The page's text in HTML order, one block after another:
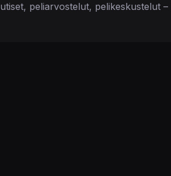
peliarvostelut, pelikeskustelut –